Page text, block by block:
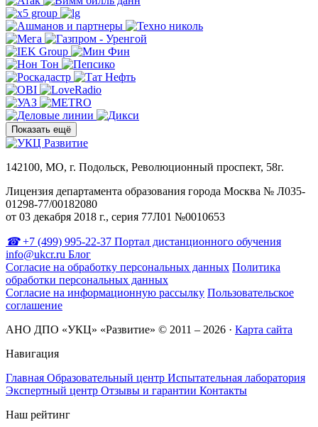
Показать ещё
142100, МО, г. Подольск, Революционный проспект, 58г.
Лицензия департамента образования города Москва № Л035-
01298-77/00182080
от 03 декабря 2018 г., серия 77Л01 №0010653
+7 (499) 995-22-37 Портал дистанционного обучения
info@ukcr.ru Блог
Согласие на обработку персональных данных Политика
обработки персональных данных
Согласие на информационную рассылку Пользовательское
соглашение
АНО ДПО «УКЦ» «Развитие» © 2011 – 2026 · Карта сайта
Навигация
Главная Образовательный центр Испытательная лаборатория
Экспертный центр Отзывы и гарантии Контакты
Наш рейтинг